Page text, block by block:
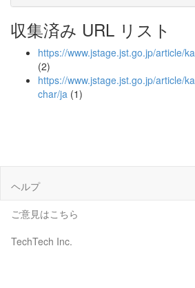
収集済み URL リスト
https://www.jstage.jst.go.jp/article/
(2)
https://www.jstage.jst.go.jp/article/
char/ja (1)
ヘルプ
ご意見はこちら
TechTech Inc.